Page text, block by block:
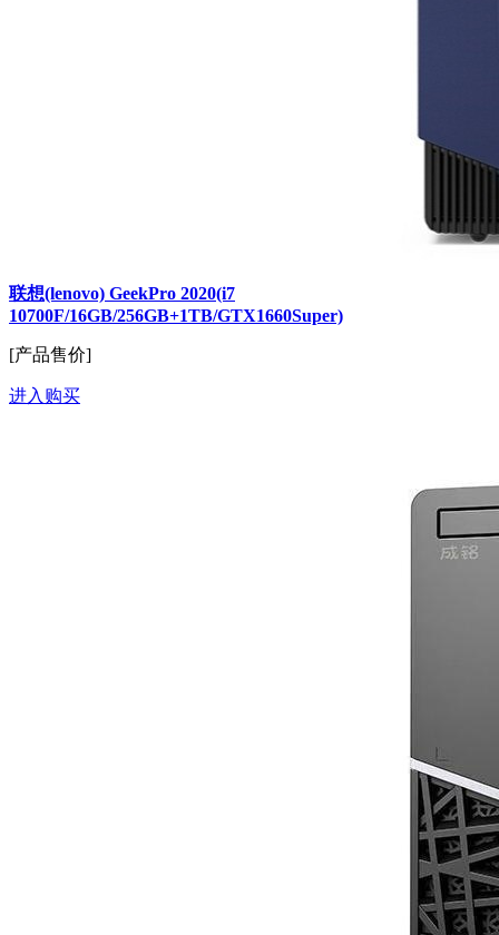
联想(lenovo) GeekPro 2020(i7
10700F/16GB/256GB+1TB/GTX1660Super)
[产品售价]
进入购买